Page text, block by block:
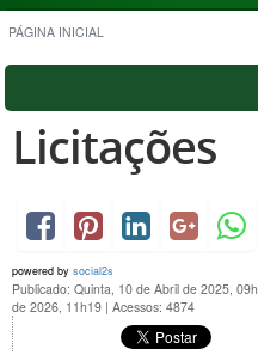
PÁGINA INICIAL
Licitações
powered by social2s
Publicado: Quinta, 10 de Abril de 2025,
de 2026, 11h19 | Acessos: 4874